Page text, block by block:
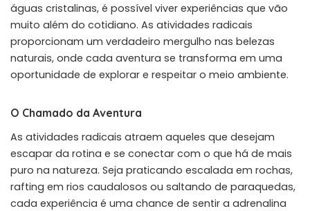
águas cristalinas, é possível viver experiências que vão
muito além do cotidiano. As atividades radicais
proporcionam um verdadeiro mergulho nas belezas
naturais, onde cada aventura se transforma em uma
oportunidade de explorar e respeitar o meio ambiente.
O Chamado da Aventura
As atividades radicais atraem aqueles que desejam
escapar da rotina e se conectar com o que há de mais
puro na natureza. Seja praticando escalada em rochas,
rafting em rios caudalosos ou saltando de paraquedas,
cada experiência é uma chance de sentir a adrenalina